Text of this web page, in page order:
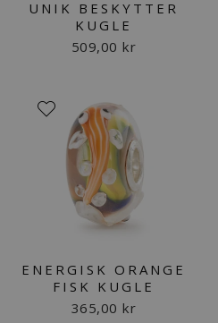
UNIK BESKYTTER
KUGLE
509,00 kr
ENERGISK ORANGE
FISK KUGLE
365,00 kr